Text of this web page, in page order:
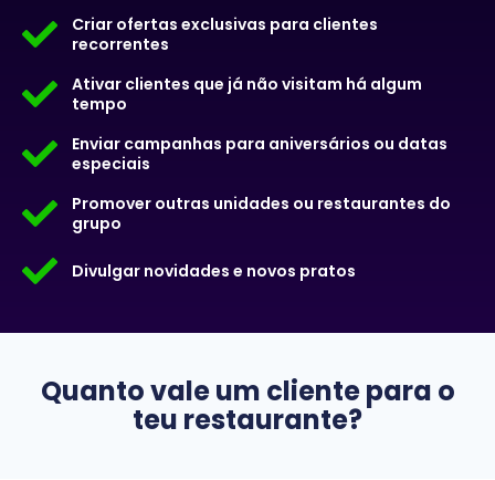
Criar ofertas exclusivas para clientes
recorrentes
Ativar clientes que já não visitam há algum
tempo
Enviar campanhas para aniversários ou datas
especiais
Promover outras unidades ou restaurantes do
grupo
Divulgar novidades e novos pratos
Quanto vale um cliente para o
teu restaurante?